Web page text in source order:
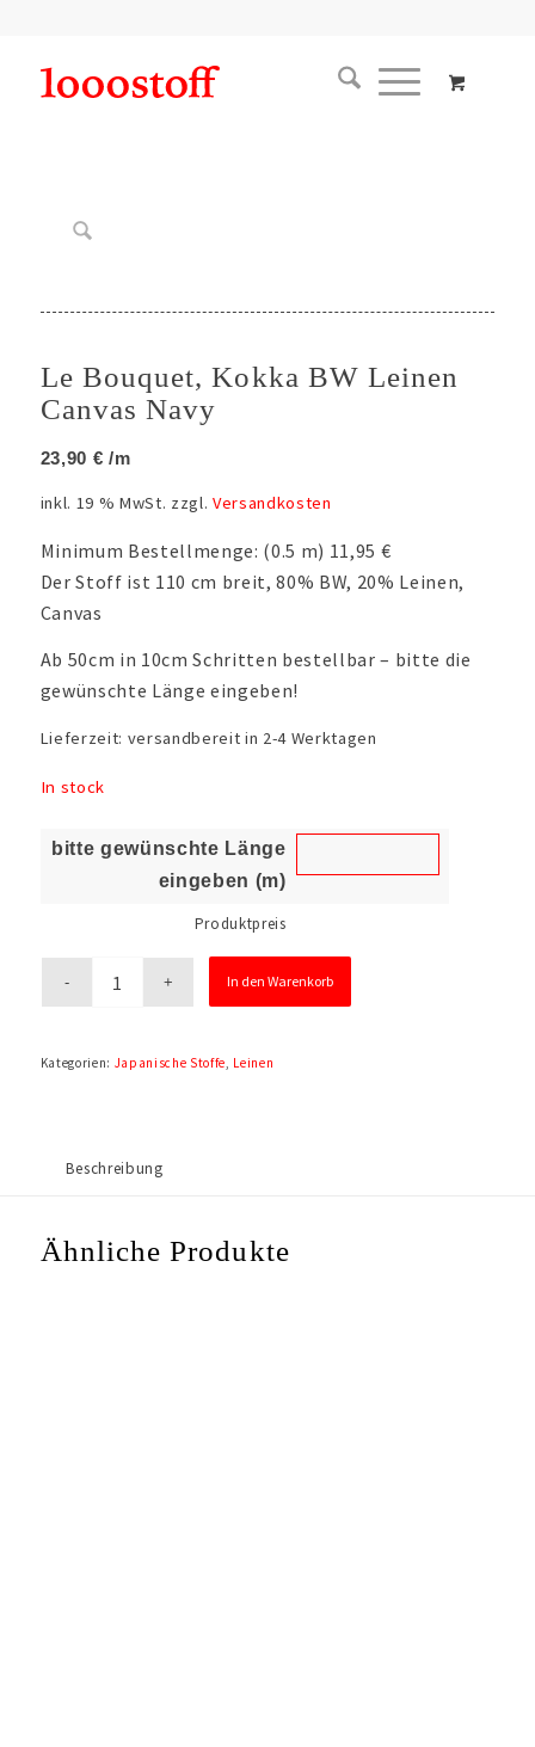
Le Bouquet, Kokka BW Leinen
Canvas Navy
23,90 € /m
inkl. 19 % MwSt. zzgl. Versandkosten
Minimum Bestellmenge: (0.5 m) 11,95 €
Der Stoff ist 110 cm breit, 80% BW, 20% Leinen,
Canvas
Ab 50cm in 10cm Schritten bestellbar – bitte die
gewünschte Länge eingeben!
Lieferzeit: versandbereit in 2-4 Werktagen
In stock
bitte gewünschte Länge
eingeben (m)
Produktpreis
In den Warenkorb
Kategorien: Japanische Stoffe, Leinen
Beschreibung
Ähnliche Produkte